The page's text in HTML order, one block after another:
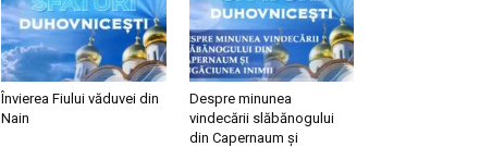
Învierea Fiului văduvei din
Nain
Despre minunea
vindecării slăbănogului
din Capernaum și